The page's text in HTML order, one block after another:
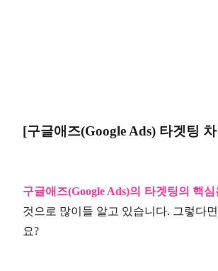
[구글애즈(Google Ads) 타겟팅
구글애즈(Google Ads)의 타겟팅의 핵심
것으로 많이들 알고 있습니다. 그렇다
요?